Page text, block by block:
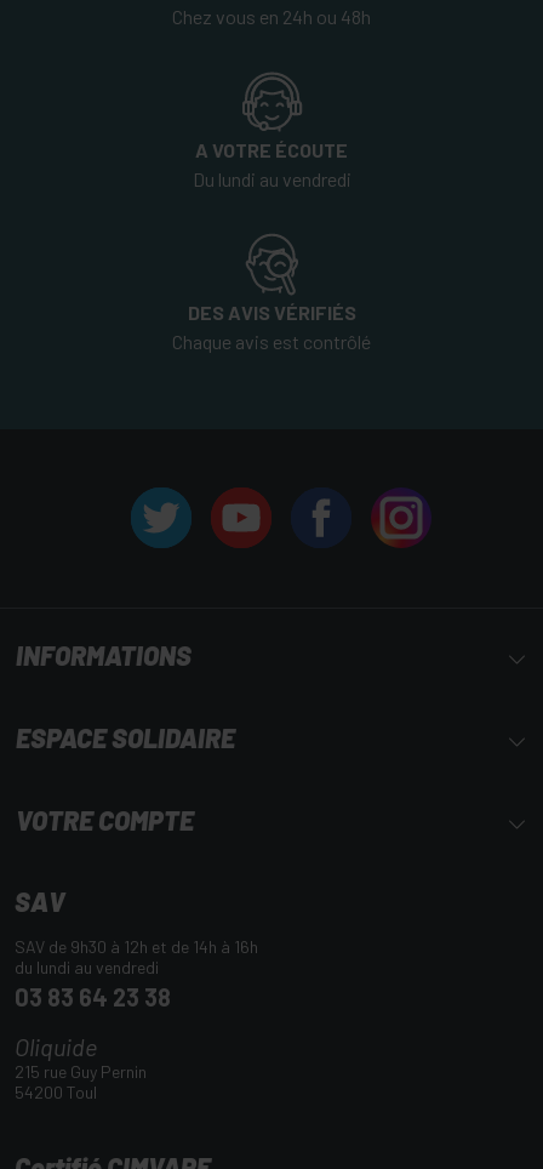
Chez vous en 24h ou 48h
A VOTRE ÉCOUTE
Du lundi au vendredi
DES AVIS VÉRIFIÉS
Chaque avis est contrôlé
INFORMATIONS
ESPACE SOLIDAIRE
VOTRE COMPTE
SAV
SAV de 9h30 à 12h et de 14h à 16h
du lundi au vendredi
03 83 64 23 38
Oliquide
215 rue Guy Pernin
54200 Toul